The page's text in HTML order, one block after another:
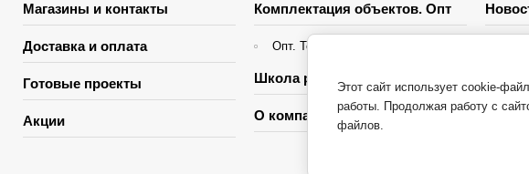
Магазины и контакты
Доставка и оплата
Готовые проекты
Акции
Комплектация объектов. Опт
Опт. Торгующие организации
Школа ремонта
О компании
Этот сайт использует cookie-
работы. Продолжая работу с
файлов.